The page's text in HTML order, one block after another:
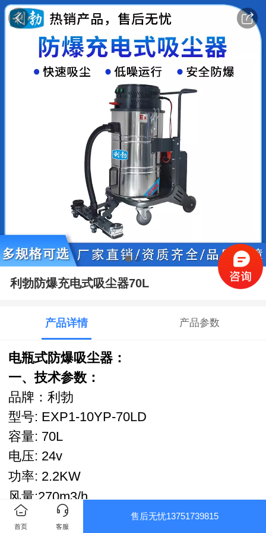
利勃防爆充电式吸尘器70L
产品详情 产品参数
电瓶式防爆吸尘器：
一、技术参数：
品牌：利勃
型号: EXP1-10YP-70LD
容量: 70L
电压: 24v
功率: 2.2KW
风量:270m3/h
吸力：230mbar
首页 客服
售后无忧13751739815